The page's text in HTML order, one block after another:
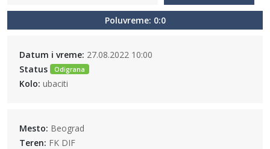
Poluvreme: 0:0
Datum i vreme: 27.08.2022 10:00
Status
Odigrana
Kolo: ubaciti
Mesto: Beograd
Teren: FK DIF